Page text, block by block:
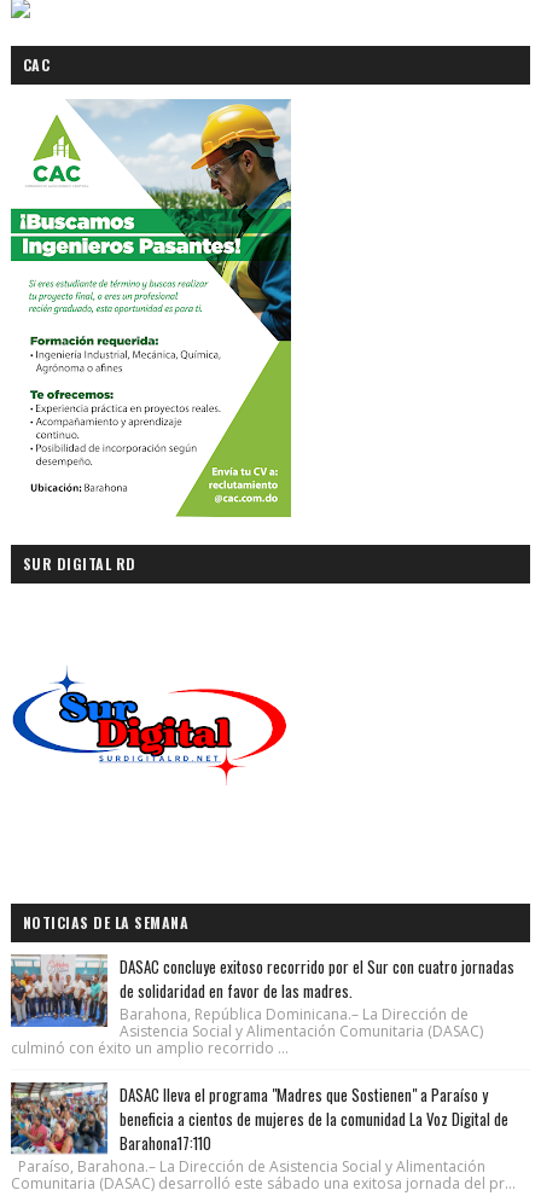
CAC
SUR DIGITAL RD
NOTICIAS DE LA SEMANA
DASAC concluye exitoso recorrido por el Sur con cuatro jornadas
de solidaridad en favor de las madres.
Barahona, República Dominicana.– La Dirección de
Asistencia Social y Alimentación Comunitaria (DASAC)
culminó con éxito un amplio recorrido ...
DASAC lleva el programa "Madres que Sostienen" a Paraíso y
beneficia a cientos de mujeres de la comunidad La Voz Digital de
Barahona17:110
Paraíso, Barahona.– La Dirección de Asistencia Social y Alimentación
Comunitaria (DASAC) desarrolló este sábado una exitosa jornada del pr...